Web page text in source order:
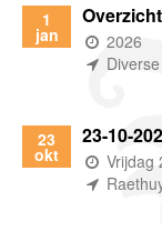
1
jan (wanneer)
2026
(waar)
23
okt
23-10-
Vrijdag
(waar)